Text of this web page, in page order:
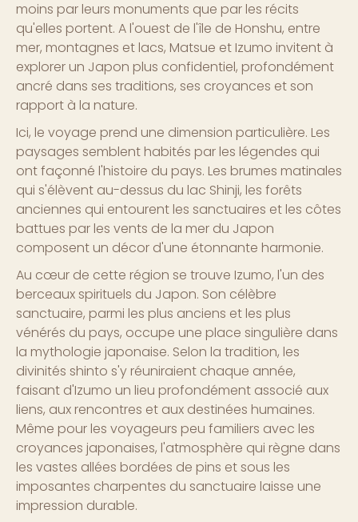
moins par leurs monuments que par les récits
qu'elles portent. A l'ouest de l'île de Honshu, entre
mer, montagnes et lacs, Matsue et Izumo invitent à
explorer un Japon plus confidentiel, profondément
ancré dans ses traditions, ses croyances et son
rapport à la nature.
Ici, le voyage prend une dimension particulière. Les
paysages semblent habités par les légendes qui
ont façonné l'histoire du pays. Les brumes matinales
qui s'élèvent au-dessus du lac Shinji, les forêts
anciennes qui entourent les sanctuaires et les côtes
battues par les vents de la mer du Japon
composent un décor d'une étonnante harmonie.
Au cœur de cette région se trouve Izumo, l'un des
berceaux spirituels du Japon. Son célèbre
sanctuaire, parmi les plus anciens et les plus
vénérés du pays, occupe une place singulière dans
la mythologie japonaise. Selon la tradition, les
divinités shinto s'y réuniraient chaque année,
faisant d'Izumo un lieu profondément associé aux
liens, aux rencontres et aux destinées humaines.
Même pour les voyageurs peu familiers avec les
croyances japonaises, l'atmosphère qui règne dans
les vastes allées bordées de pins et sous les
imposantes charpentes du sanctuaire laisse une
impression durable.